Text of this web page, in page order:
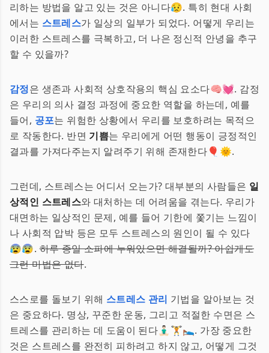
리하는 방법을 알고 있는 것은 아니다😥. 특히 현대 사회
에서는 스트레스가 일상의 일부가 되었다. 어떻게 우리는
이러한 스트레스를 극복하고, 더 나은 정신적 안녕을 추구
할 수 있을까?
감정은 생존과 사회적 상호작용의 핵심 요소다🧠💓. 감정
은 우리의 의사 결정 과정에 중요한 역할을 하는데, 예를
들어, 공포는 위험한 상황에서 우리를 보호하려는 목적으
로 작동한다. 반면 기쁨는 우리에게 어떤 행동이 긍정적인
결과를 가져다주는지 알려주기 위해 존재한다🎈🌞.
그런데, 스트레스는 어디서 오는가? 대부분의 사람들은 일
상적인 스트레스와 대처하는 데 어려움을 겪는다. 우리가
대면하는 일상적인 문제, 예를 들어 기한에 쫓기는 느낌이
나 사회적 압박 등은 모두 스트레스의 원인이 될 수 있다
😰😰.하루 종일 소파에 누워있으면 해결될까? 아쉽게도
그런 마법은 없다.
스스로를 돌보기 위해 스트레스 관리 기법을 알아보는 것
은 중요하다. 명상, 꾸준한 운동, 그리고 적절한 수면은 스
트레스를 관리하는 데 도움이 된다🧘🏻‍♂️🏋️🛌. 가장 중요한
것은 스트레스를 완전히 피하려고 하지 않고, 어떻게 그것